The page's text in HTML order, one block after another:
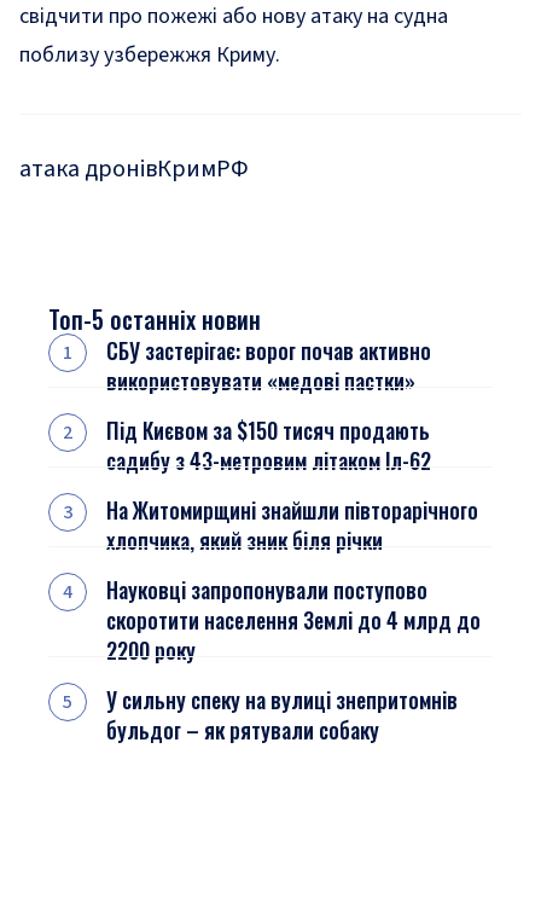
свідчити про пожежі або нову атаку на судна
поблизу узбережжя Криму.
атака дронівКримРФ
Топ-5 останніх новин
СБУ застерігає: ворог почав активно
використовувати «медові пастки»
Під Києвом за $150 тисяч продають
садибу з 43-метровим літаком Іл-62
На Житомирщині знайшли півторарічного
хлопчика, який зник біля річки
Науковці запропонували поступово
скоротити населення Землі до 4 млрд до
2200 року
У сильну спеку на вулиці знепритомнів
бульдог – як рятували собаку